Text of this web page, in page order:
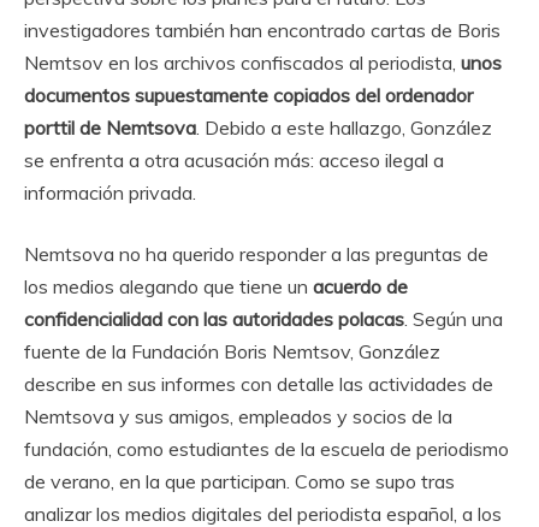
investigadores también han encontrado cartas de Boris
Nemtsov en los archivos confiscados al periodista, unos
documentos supuestamente copiados del ordenador
porttil de Nemtsova . Debido a este hallazgo, González
se enfrenta a otra acusación más: acceso ilegal a
información privada.
Nemtsova no ha querido responder a las preguntas de
los medios alegando que tiene un acuerdo de
confidencialidad con las autoridades polacas . Según una
fuente de la Fundación Boris Nemtsov, González
describe en sus informes con detalle las actividades de
Nemtsova y sus amigos, empleados y socios de la
fundación, como estudiantes de la escuela de periodismo
de verano, en la que participan. Como se supo tras
analizar los medios digitales del periodista español, a los